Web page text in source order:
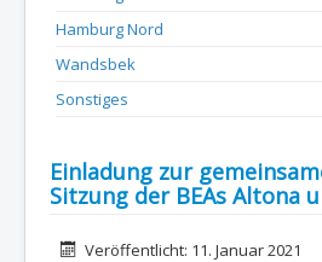
Hamburg Nord
Wandsbek
Sonstiges
Einladung zur
Sitzung der BEAs Altona
DetailsVeröffentlicht: 11. Januar 2021